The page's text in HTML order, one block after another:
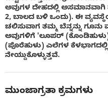
ಅವುಗಳ ದೇಹದಲ್ಲಿ ಅಸಮಾನವಾಗಿ
2, ಬಾಲದ ಬಳಿ ಒಂದು). ಈ
ಚಲಿಸುವಾಗ ತಮ್ಮ ಬೆನ್ನನ್ನು
ಅವುಗಳಿಗೆ 'ಲೂಪರ್
(ಪೊರೆಹುಳು) ಎಲೆಗಳ
ನೇಯ್ದುಕೊಳ್ಳುತ್ತವೆ.
ಮುಂಜಾಗ್ರತಾ ಕ್ರಮಗಳು